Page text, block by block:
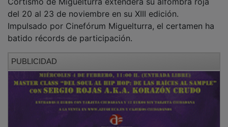
del 20 al 23 de noviembre en su XIII edición.
Impulsado por Cinefórum Miguelturra, el certamen ha
batido récords de participación.